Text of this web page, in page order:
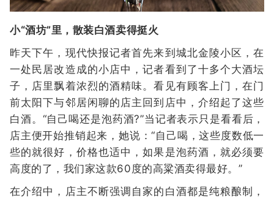
小“酒坊”里，散装白酒卖得挺火
昨天下午，现代快报记者首先来到城北金陵小区，在
一处民居改造成的小店中，记者看到了十多个大酒坛
子，店里飘着浓烈的酒精味。看见有顾客上门，在门
前太阳下与邻居闲聊的店主回到店中，介绍起了这些
白酒。“自己喝还是泡药酒?”当记者表示只是看看后，
店主便开始推销起来，她说：“自己喝，这些度数低一
些的就很好，价格也适中，如果是泡药酒，就必须要
高度的了，我们家这款60度的高粱酒卖得最好。”
在介绍中，店主不断强调自家的白酒都是纯粮酿制，